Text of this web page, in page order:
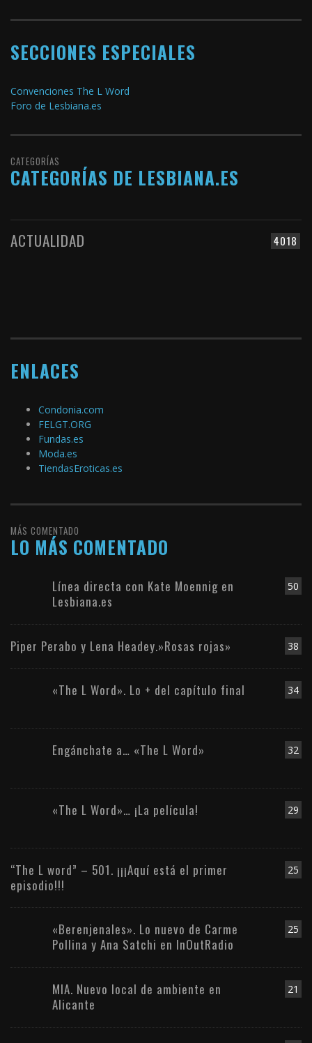
SECCIONES ESPECIALES
Convenciones The L Word
Foro de Lesbiana.es
CATEGORÍAS
CATEGORÍAS DE LESBIANA.ES
4018
ACTUALIDAD
ENLACES
Condonia.com
FELGT.ORG
Fundas.es
Moda.es
TiendasEroticas.es
MÁS COMENTADO
LO MÁS COMENTADO
50
Línea directa con Kate Moennig en
Lesbiana.es
38
Piper Perabo y Lena Headey.»Rosas rojas»
34
«The L Word». Lo + del capítulo final
32
Engánchate a… «The L Word»
29
«The L Word»… ¡La película!
25
“The L word” – 501. ¡¡¡Aquí está el primer
episodio!!!
25
«Berenjenales». Lo nuevo de Carme
Pollina y Ana Satchi en InOutRadio
21
MIA. Nuevo local de ambiente en
Alicante